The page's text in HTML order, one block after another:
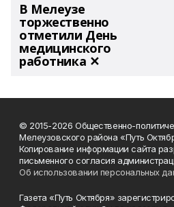
В Мелеузе
торжественно
отметили День
медицинского
работника ✕
© 2015-2026 Общественно-
Мелеузовского района «Путь
Копирование информации сайта
письменного согласия
Об использовании персональных
Газета «Путь Октября»